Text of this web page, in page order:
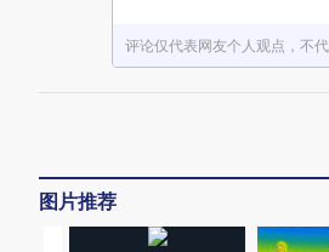
评论仅代表网友个人观点，不
图片推荐